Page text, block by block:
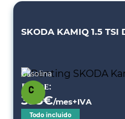
SKODA KAMIQ 1.5 TSI
Gasolina
Desde:
335€/mes+IVA
Todo incluido